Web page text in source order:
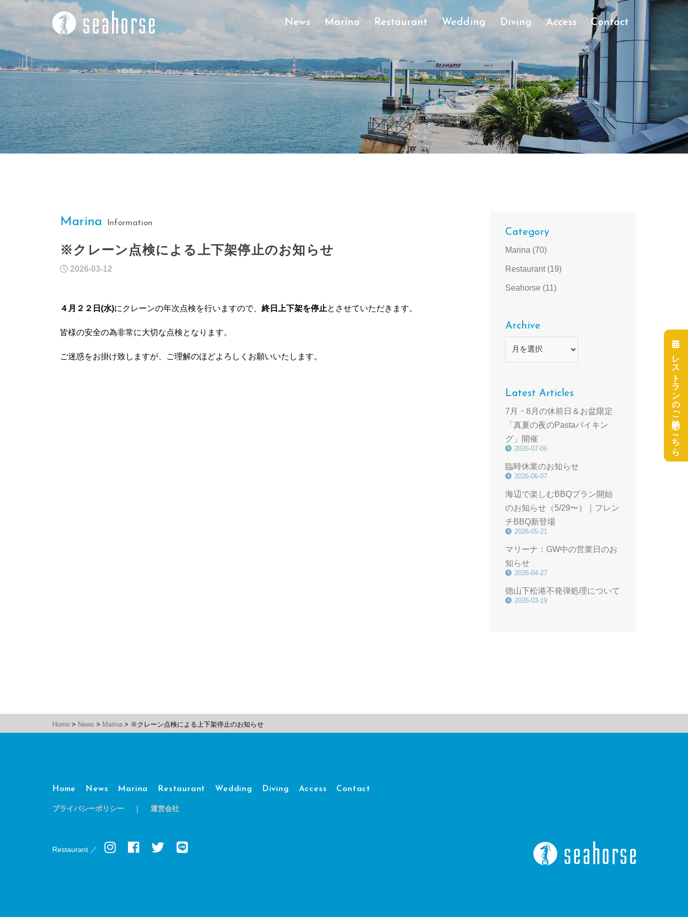
ン
へ
ス
キ
ッ
プ
News Marina Restaurant Wedding Diving Access Contact
レストランのご予約はこちら
Marina Information
※クレーン点検による上下架停止のお知らせ
2026-03-12
４月２２日(水)にクレーンの年次点検を行いますので、 終日上下架を停止とさせていただきます。
皆様の安全の為非常に大切な点検となります。
ご迷惑をお掛け致しますが、ご理解のほどよろしくお願いいたします。
Category
Marina (70)
Restaurant(19)
Seahorse (11)
Archive
Latest Articles
7月・8月の休前日＆お盆限定
「真夏の夜のPastaバイキン
グ」開催
2026-07-06
臨時休業のお知らせ
2026-06-07
海辺で楽しむBBQプラン開始
のお知らせ（5/29〜）｜フレン
チBBQ新登場
2026-05-21
マリーナ：GW中の営業日のお
知らせ
2026-04-27
徳山下松港不発弾処理について
2026-03-19
Home > News > Marina > ※クレーン点検による上下架停止のお知らせ
Home News Marina Restaurant Wedding Diving Access Contact
プライバシーポリシー 運営会社
Restaurant ／